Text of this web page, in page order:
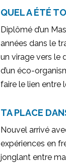
QUEL A ÉTÉ
Diplômé d’un
années dans le
un virage vers le
d’un éco-
faire le lien entre
TA PLACE
Nouvel arrivé
expériences en
jonglant entre